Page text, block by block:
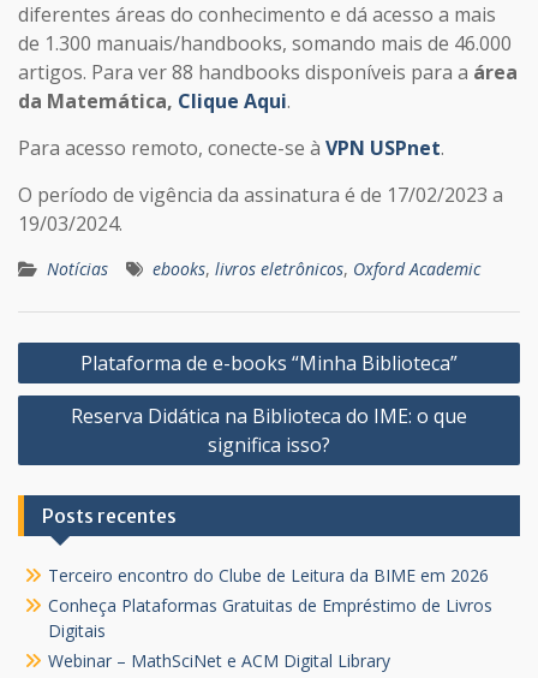
diferentes áreas do conhecimento e dá acesso a mais
de 1.300 manuais/handbooks, somando mais de 46.000
artigos. Para ver 88 handbooks disponíveis para a área
da Matemática, Clique Aqui.
Para acesso remoto, conecte-se à VPN USPnet.
O período de vigência da assinatura é de 17/02/2023 a
19/03/2024.
Notícias ebooks, livros eletrônicos, Oxford Academic
Navegação
de
Plataforma de e-books “Minha Biblioteca”
Reserva Didática na Biblioteca do IME: o que
significa isso?
Posts recentes
Terceiro encontro do Clube de Leitura da BIME em 2026
Conheça Plataformas Gratuitas de Empréstimo de Livros
Digitais
Webinar – MathSciNet e ACM Digital Library